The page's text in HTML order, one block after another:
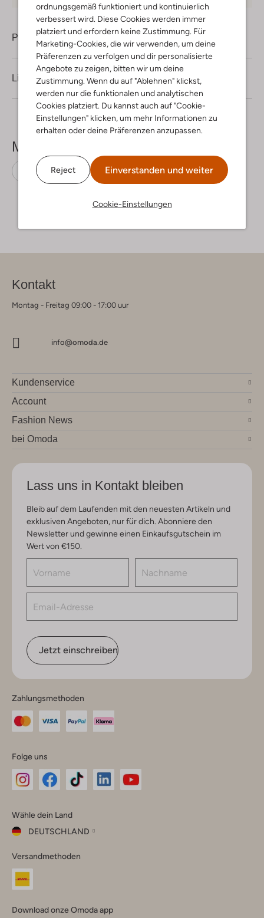
ordnungsgemäß funktioniert und kontinuierlich
verbessert wird. Diese Cookies werden immer
platziert und erfordern keine Zustimmung. Für
Marketing-Cookies, die wir verwenden, um deine
Präferenzen zu verfolgen und dir personalisierte
Angebote zu zeigen, bitten wir um deine
Zustimmung. Wenn du auf "Ablehnen" klickst,
werden nur die funktionalen und analytischen
Cookies platziert. Du kannst auch auf "Cookie-
Einstellungen" klicken, um mehr Informationen zu
erhalten oder deine Präferenzen anzupassen.
Reject Einverstanden und weiter
Cookie-Einstellungen
Produktinformation
Lieferung & Rückgabe
Mehr sehen
Loafer Stefano Lauran Wildleder
Kontakt
Montag - Freitag 09:00 - 17:00 uur
info@omoda.de
Kundenservice
Account
Fashion News
bei Omoda
Lass uns in Kontakt bleiben
Bleib auf dem Laufenden mit den neuesten Artikeln und
exklusiven Angeboten, nur für dich. Abonniere den
Newsletter und gewinne einen Einkaufsgutschein im
Wert von €150.
Jetzt einschreiben
Zahlungsmethoden
Folge uns
Instagram
Facebook
TikTok
Wähle dein Land
DEUTSCHLAND
dein
Land
Versandmethoden
Download onze Omoda app